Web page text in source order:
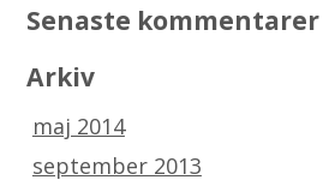
Senaste kommentarer
Arkiv
maj 2014
september 2013